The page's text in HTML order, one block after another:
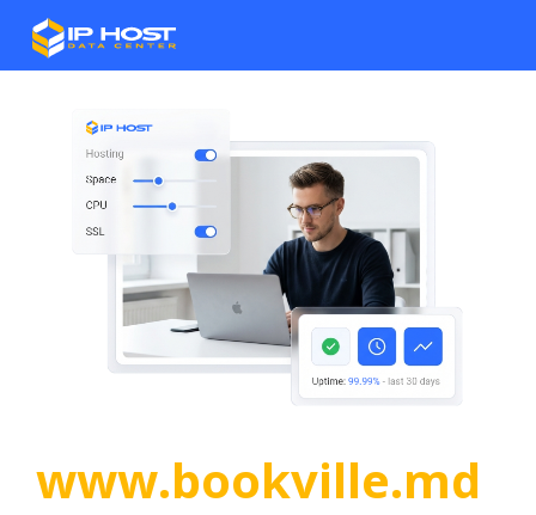
www.bookville.md